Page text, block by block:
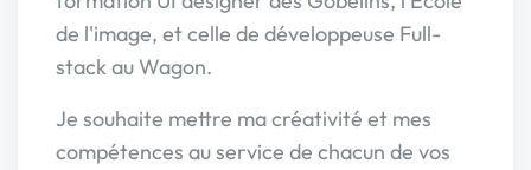
de l'image, et celle de développeuse Full-
stack au Wagon.
Je souhaite mettre ma créativité et mes
compétences au service de chacun de vos